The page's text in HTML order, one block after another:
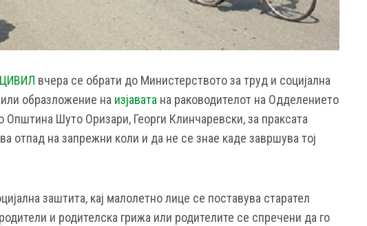
вчера се обрати до Министерството за труд и социјална
образложение на изјавата на раководителот на Одделението
Општина Шуто Оризари, Георги Клинчаревски, за праксата
отпад на запрежни коли и да не се знае каде завршува тој
заштита, кај малолетно лице се поставува старател
и родителска грижа или родителите се спречени да го